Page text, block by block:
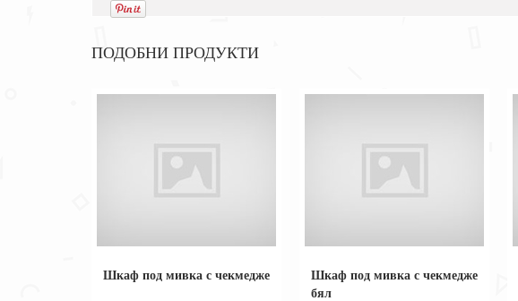
ПОДОБНИ ПРОДУКТИ
Шкаф под мивка с чекмедже
Шкаф под мивка с чекмедже
бял